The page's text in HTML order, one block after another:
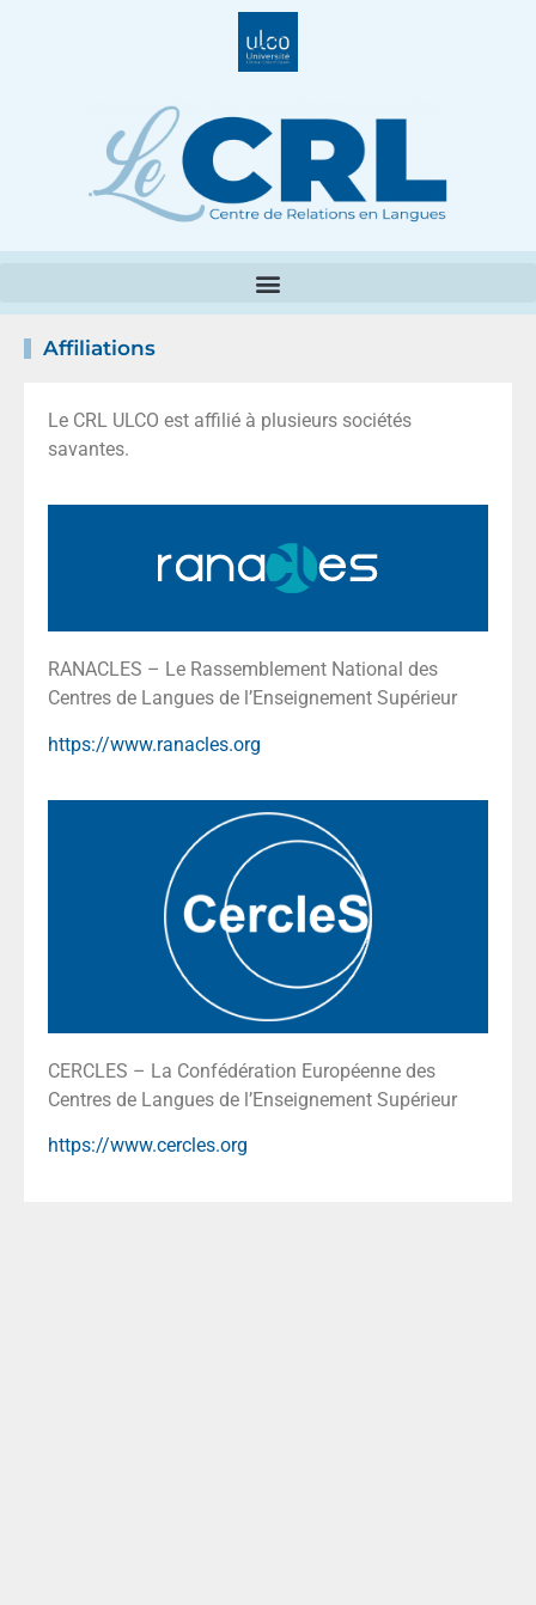
Affiliations
Le CRL ULCO est affilié à plusieurs sociétés
savantes.
RANACLES – Le Rassemblement National des
Centres de Langues de l’Enseignement Supérieur
https://www.ranacles.org
CERCLES – La Confédération Européenne des
Centres de Langues de l’Enseignement Supérieur
https://www.cercles.org